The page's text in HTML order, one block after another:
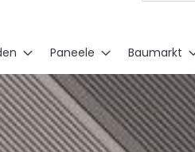
Paneele Baumarkt